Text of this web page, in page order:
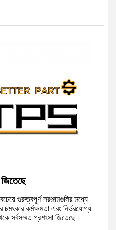
গুরুত্বপূর্ণ সরঞ্জামগুলির মধ্যে
কর্মক্ষমতা এবং নির্ভরযোগ্য
সর্বসম্মত প্রশংসা জিতেছে।